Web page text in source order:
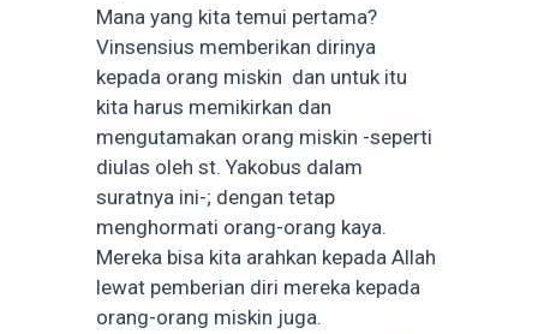
Mana yang kita temui pertama?
Vinsensius memberikan dirinya
kepada orang miskin dan untuk itu
kita harus memikirkan dan
mengutamakan orang miskin -seperti
diulas oleh st. Yakobus dalam
suratnya ini-; dengan tetap
menghormati orang-orang kaya.
Mereka bisa kita arahkan kepada Allah
lewat pemberian diri mereka kepada
orang-orang miskin juga.